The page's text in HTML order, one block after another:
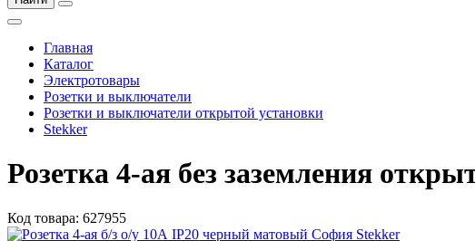
Главная
Каталог
Электротовары
Розетки и выключатели
Розетки и выключатели открытой установки
Stekker
Розетка 4-ая без заземления
Код товара: 627955